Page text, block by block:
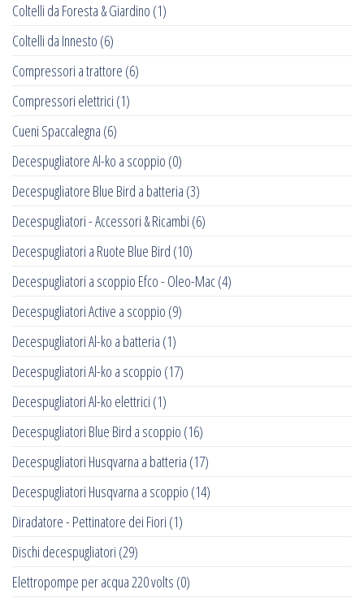
Coltelli da Foresta & Giardino (1)
Coltelli da Innesto (6)
Compressori a trattore (6)
Compressori elettrici (1)
Cueni Spaccalegna (6)
Decespugliatore Al-ko a scoppio (0)
Decespugliatore Blue Bird a batteria (3)
Decespugliatori - Accessori & Ricambi (6)
Decespugliatori a Ruote Blue Bird (10)
Decespugliatori a scoppio Efco - Oleo-Mac(4)
Decespugliatori Active a scoppio (9)
Decespugliatori Al-ko a batteria (1)
Decespugliatori Al-ko a scoppio (17)
Decespugliatori Al-ko elettrici (1)
Decespugliatori Blue Bird a scoppio (16)
Decespugliatori Husqvarna a batteria (17)
Decespugliatori Husqvarna a scoppio (14)
Diradatore - Pettinatore dei Fiori (1)
Dischi decespugliatori (29)
Elettropompe per acqua 220 volts (0)